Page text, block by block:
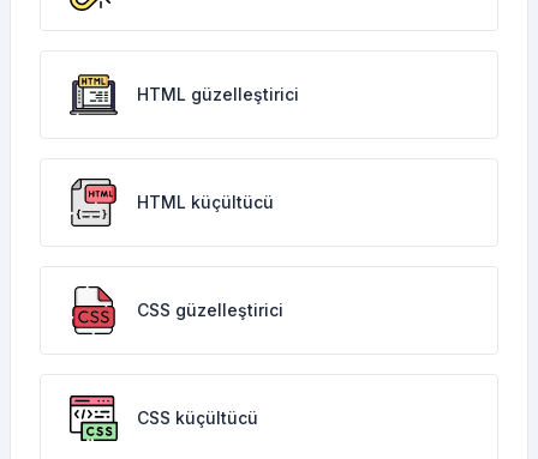
HTML güzelleştirici
HTML küçültücü
CSS güzelleştirici
CSS küçültücü